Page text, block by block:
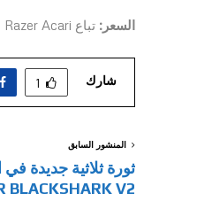
السعر: تباع Razer Acari بسعر 59.99 دولارًا أمريكيًا / 69.99 يورو
شارك 1
المنشور السابق
ثورة ثلاثية جديدة
BLACKSHARK V2